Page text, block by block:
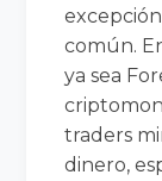
común.
ya sea
traders
dinero,